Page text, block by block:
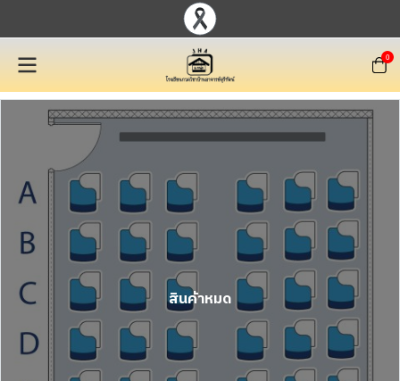
0
สินค้าหมด